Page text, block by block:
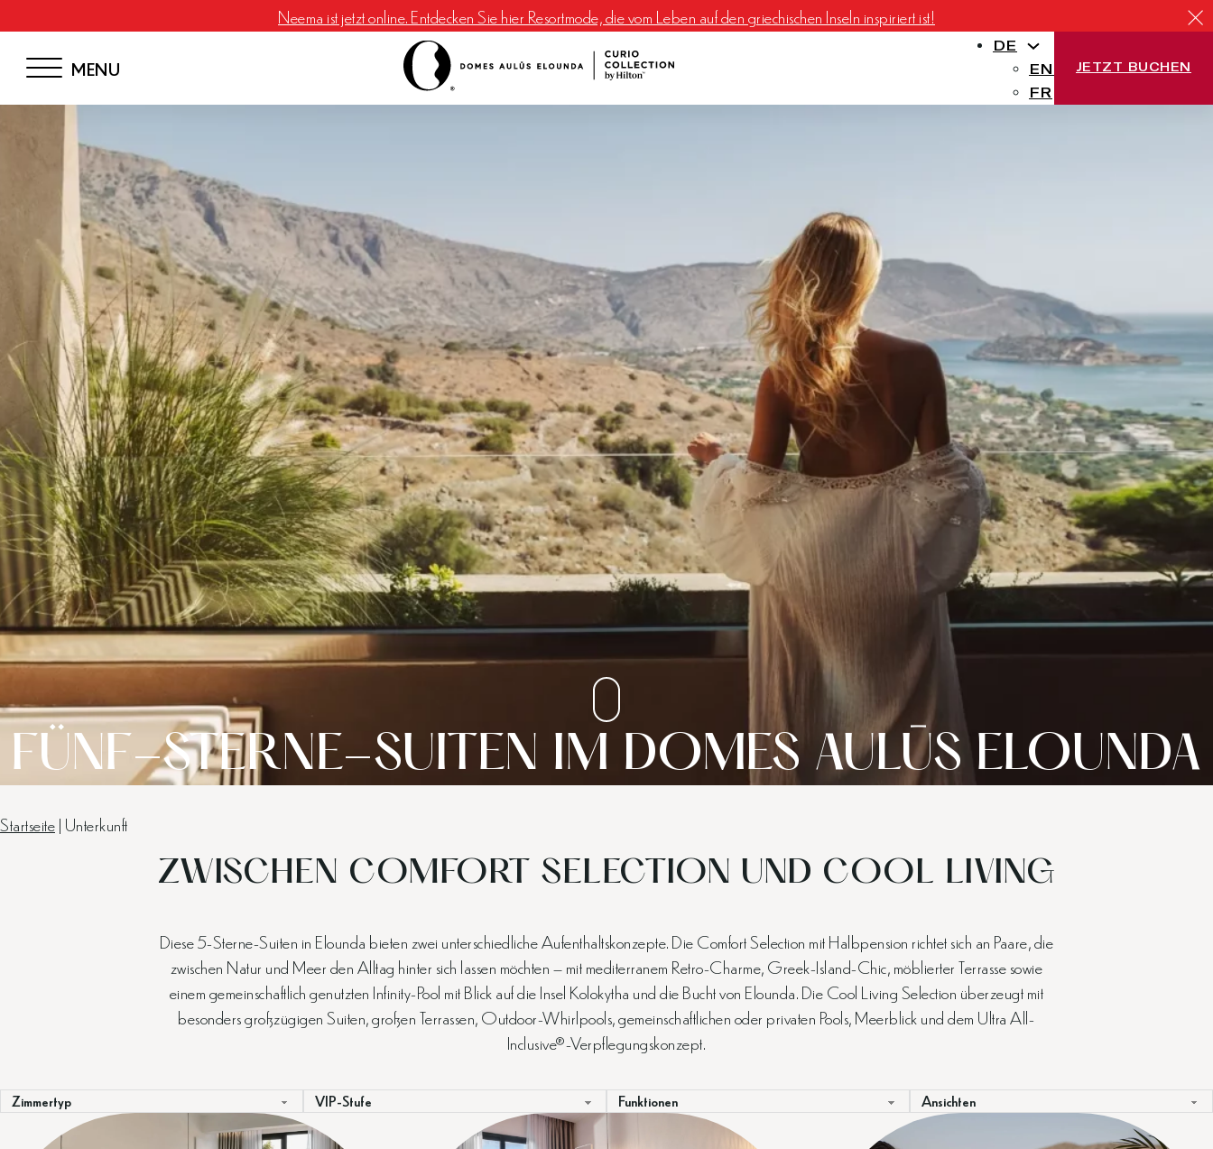
Neema ist jetzt online. Entdecken Sie hier Resortmode, die vom Leben auf den griechischen Inseln inspiriert ist!
MENU
DE
EN
FR
JETZT BUCHEN
FÜNF-STERNE-SUITEN IM DOMES AULŪS ELOUNDA
Startseite | Unterkunft
ZWISCHEN COMFORT SELECTION UND COOL LIVING
Diese 5-Sterne-Suiten in Elounda bieten zwei unterschiedliche Aufenthaltskonzepte. Die Comfort Selection mit Halbpension richtet sich an Paare, die
zwischen Natur und Meer den Alltag hinter sich lassen möchten – mit mediterranem Retro-Charme, Greek-Island-Chic, möblierter Terrasse sowie
einem gemeinschaftlich genutzten Infinity-Pool mit Blick auf die Insel Kolokytha und die Bucht von Elounda. Die Cool Living Selection überzeugt mit
besonders großzügigen Suiten, großen Terrassen, Outdoor-Whirlpools, gemeinschaftlichen oder privaten Pools, Meerblick und dem Ultra All-
Inclusive®-Verpflegungskonzept.